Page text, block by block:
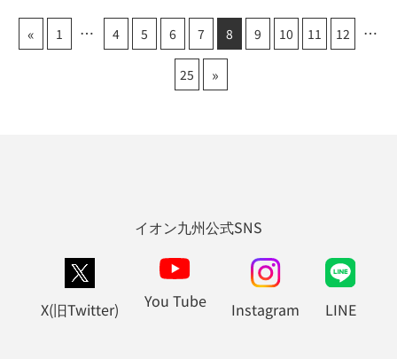
« 1 4 5 6 7 8 9 10 11 12
25 »
イオン九州公式SNS
X(旧Twitter) You Tube Instagram LINE